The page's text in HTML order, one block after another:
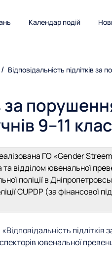
Календар подій
Відповідальність підлітків
за
9–11
ГО «Gender
відділом ювенальної
поліції в
CUPDP (за фінансової
підлітків
ювенальної